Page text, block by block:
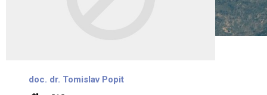
doc. dr. Tomislav Popit